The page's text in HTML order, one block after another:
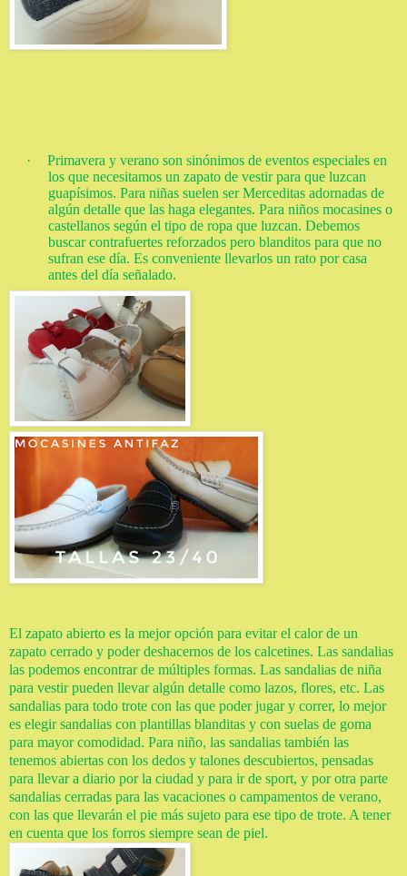
·
Primavera y verano son sinónimos de eventos especiales en
los que necesitamos un zapato de vestir para que luzcan
guapísimos. Para niñas suelen ser Merceditas adornadas de
algún detalle que las haga elegantes. Para niños mocasines o
castellanos según el tipo de ropa que luzcan. Debemos
buscar contrafuertes reforzados pero blanditos para que no
sufran ese día. Es conveniente llevarlos un rato por casa
antes del día señalado.
El zapato abierto es la mejor opción para evitar el calor de un
zapato cerrado y poder deshacernos de los calcetines. Las sandalias
las podemos encontrar de múltiples formas. Las sandalias de niña
para vestir pueden llevar algún detalle como lazos, flores, etc. Las
sandalias para todo trote con las que poder jugar y correr, lo mejor
es elegir sandalias con plantillas blanditas y con suelas de goma
para mayor comodidad. Para niño, las sandalias también las
tenemos abiertas con los dedos y talones descubiertos, pensadas
para llevar a diario por la ciudad y para ir de sport, y por otra parte
sandalias cerradas para las vacaciones o campamentos de verano,
con las que llevarán el pie más sujeto para ese tipo de trote. A tener
en cuenta que los forros siempre sean de piel.